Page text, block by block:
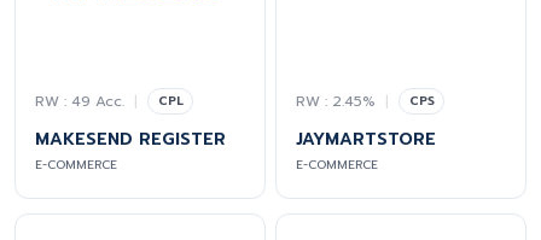
RW : 49 Acc. | CPL
MAKESEND REGISTER
E-COMMERCE
RW : 2.45% | CPS
JAYMARTSTORE
E-COMMERCE